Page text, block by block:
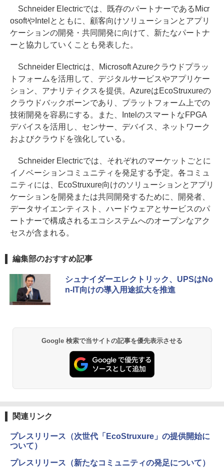
Schneider Electricでは、既存のパートナーであるMicr
osoftやIntelとともに、顧客向けソリューションとアプリ
ケーションの開発・共同開発に向けて、新たなパートナ
ーと協力していくことも発表した。
Schneider Electricは、Microsoft Azureクラウドプラッ
トフォームを活用して、デジタルサービスやアプリケー
ション、アナリティクスを提供。AzureはEcoStruxureの
クラウドバックボーンであり、プラットフォーム上での
技術開発を容易にする。また、IntelのスマートなFPGA
デバイスを活用し、センサー、デバイス、ネットワーク
およびクラウドを強化している。
Schneider Electricでは、それぞれのマーケットごとに
イノベーションコミュニティを発足する予定。各コミュ
ニティには、EcoStruxure向けのソリューションとアプリ
ケーションを開発または共同開発するために、開発者、
データサイエンティスト、ハードウェアとサービスのパ
ートナーで構成されるエコシステムへのオープンなアク
セスが含まれる。
編集部のおすすめ記事
シュナイダーエレクトリック、UPSはNo
n-IT向けの導入用途拡大を推進
Google 検索で当サイトの記事を優先表示させる
関連リンク
プレスリリース（次世代「EcoStruxure」の提供開始に
ついて）
プレスリリース（新たなコミュニティの発足について）